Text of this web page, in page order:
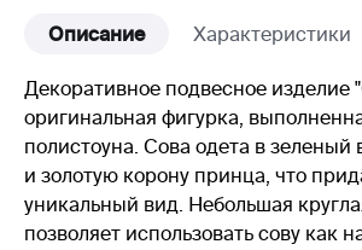
Описание Характеристики
Декоративное подвесное изделие
оригинальная фигурка,
полистоуна. Сова одета в
и золотую корону принца, что
уникальный вид. Небольшая
позволяет использовать сову как